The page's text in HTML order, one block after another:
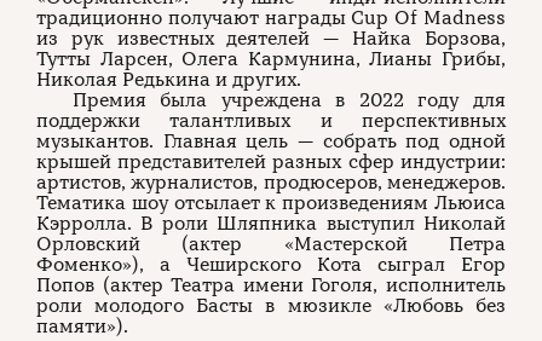
традиционно получают награды Cup Of Madness
из рук известных деятелей — Найка Борзова,
Тутты Ларсен, Олега Кармунина, Лианы Грибы,
Николая Редькина и других.
Премия была учреждена в 2022 году для
поддержки талантливых и перспективных
музыкантов. Главная цель — собрать под одной
крышей представителей разных сфер индустрии:
артистов, журналистов, продюсеров, менеджеров.
Тематика шоу отсылает к произведениям Льюиса
Кэрролла. В роли Шляпника выступил Николай
Орловский (актер «Мастерской Петра
Фоменко»), а Чеширского Кота сыграл Егор
Попов (актер Театра имени Гоголя, исполнитель
роли молодого Басты в мюзикле «Любовь без
памяти»).